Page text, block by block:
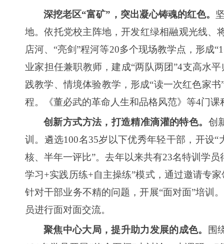
深挖老区“富矿”，突出凝心铸魂的红色。
地。依托党校主阵地，开发红绿相融观光线、
店河、“亮剑”程河等20多个现场教学点，形成
业家担任兼职教师，建成“两队两团”4支高水
践教学、情境体验教学，形成“读一次红色家
程。《董必武的革命人生和品格风范》等4门
创新方式方法，打造精准滴灌的特色。 创
训。遴选100名35岁以下优秀年轻干部，开设
核、半年一评比”。去年以来共有23名特训学
学习+实践历练+自主操练”模式，通过邀请专
针对干部业务不精的问题，开展“面对面”培训
员进行面对面交流。
聚焦中心大局，提升助力发展的成色。
围